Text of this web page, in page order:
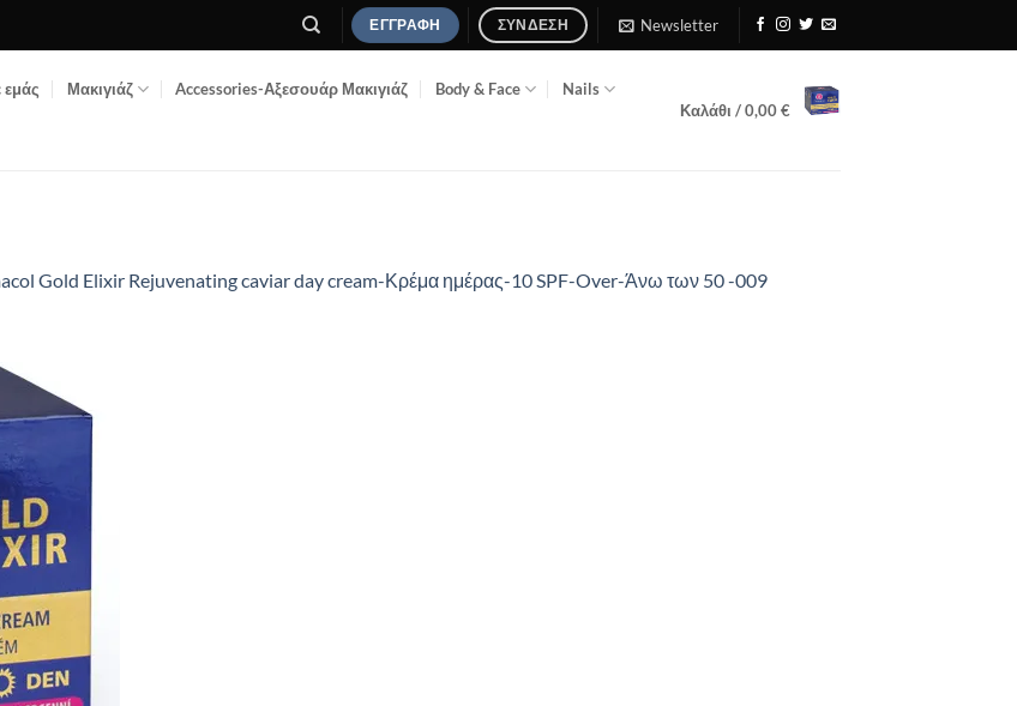
ΕΓΓΡΑΦΉ ΣΎΝΔΕΣΗ Newsletter
εμάς Μακιγιάζ Accessories-Αξεσουάρ Μακιγιάζ Body & Face Nails
Καλάθι /0,00€
Gold Elixir Rejuvenating caviar day cream-Κρέμα ημέρας-10 SPF-Over-Άνω των 50 -009